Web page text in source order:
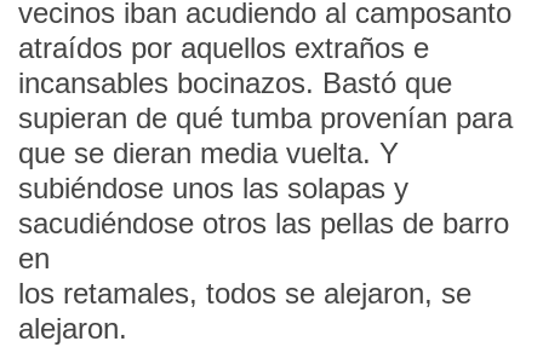
vecinos iban acudiendo al camposanto
atraídos por aquellos extraños e
incansables bocinazos. Bastó que
supieran de qué tumba provenían para
que se dieran media vuelta. Y
subiéndose unos las solapas y
sacudiéndose otros las pellas de barro
en
los retamales, todos se alejaron, se
alejaron.